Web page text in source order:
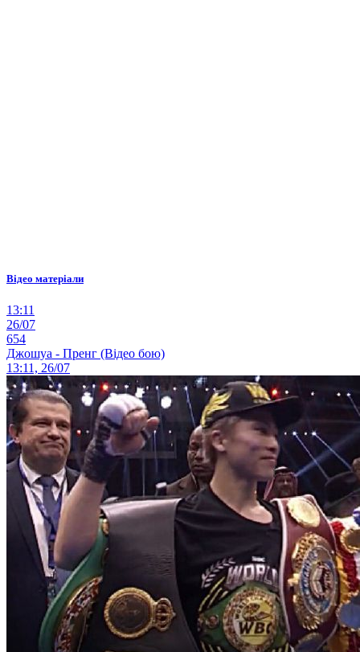
Відео матеріали
13:11
26/07
654
Джошуа - Пренг (Відео бою)
13:11, 26/07